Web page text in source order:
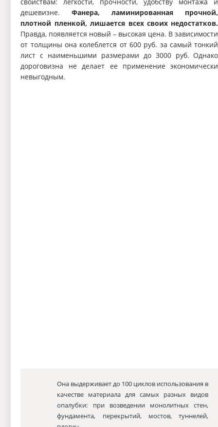
дешевизне.Фанера, ламинированная прочной,
плотной пленкой, лишается всех своих недостатков.
Правда, появляется новый – высокая цена. В зависимости
от толщины она колеблется от 600 руб. за самый тонкий
лист с наименьшими размерами до 3000 руб. Однако
дороговизна не делает ее применение экономически
невыгодным.
Она выдерживает до 100 циклов использования в
качестве материала для самых разных видов
опалубки: при возведении монолитных стен,
фундамента, перекрытий, мостов, туннелей,